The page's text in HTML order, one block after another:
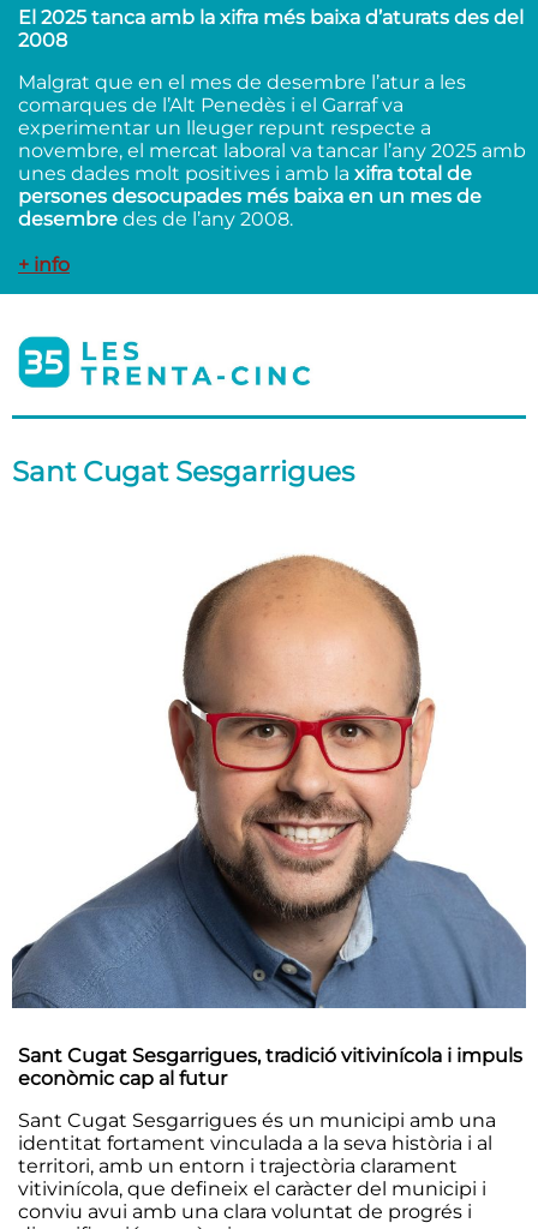
El 2025 tanca amb la xifra més baixa d’aturats des del
2008
Malgrat que en el mes de desembre l’atur a les
comarques de l’Alt Penedès i el Garraf va
experimentar un lleuger repunt respecte a
novembre, el mercat laboral va tancar l’any 2025 amb
unes dades molt positives i amb la xifra total de
persones desocupades més baixa en un mes de
desembre des de l’any 2008.
+ info
Sant Cugat Sesgarrigues
Sant Cugat Sesgarrigues, tradició vitivinícola i impuls
econòmic cap al futur
Sant Cugat Sesgarrigues és un municipi amb una
identitat fortament vinculada a la seva història i al
territori, amb un entorn i trajectòria clarament
vitivinícola, que defineix el caràcter del municipi i
conviu avui amb una clara voluntat de progrés i